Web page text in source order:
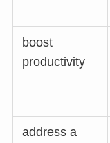
boost
productivity
address a